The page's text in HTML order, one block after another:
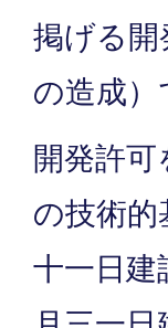
掲げる
の造成）
開発許
の技術的
十一日建